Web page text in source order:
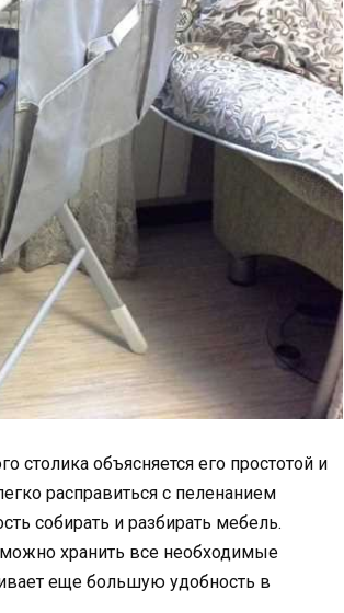
столика объясняется его простотой и
расправиться с пеленанием
собирать и разбирать мебель.
хранить все необходимые
еще большую удобность в